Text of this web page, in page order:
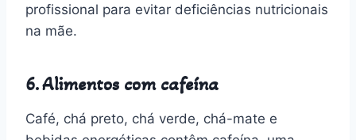
profissional para evitar deficiências nutricionais
na mãe.
6. Alimentos com cafeína
Café, chá preto, chá verde, chá-mate e